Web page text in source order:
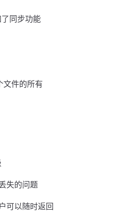
同步功能
文件的所有
失的问题
可以随时返回